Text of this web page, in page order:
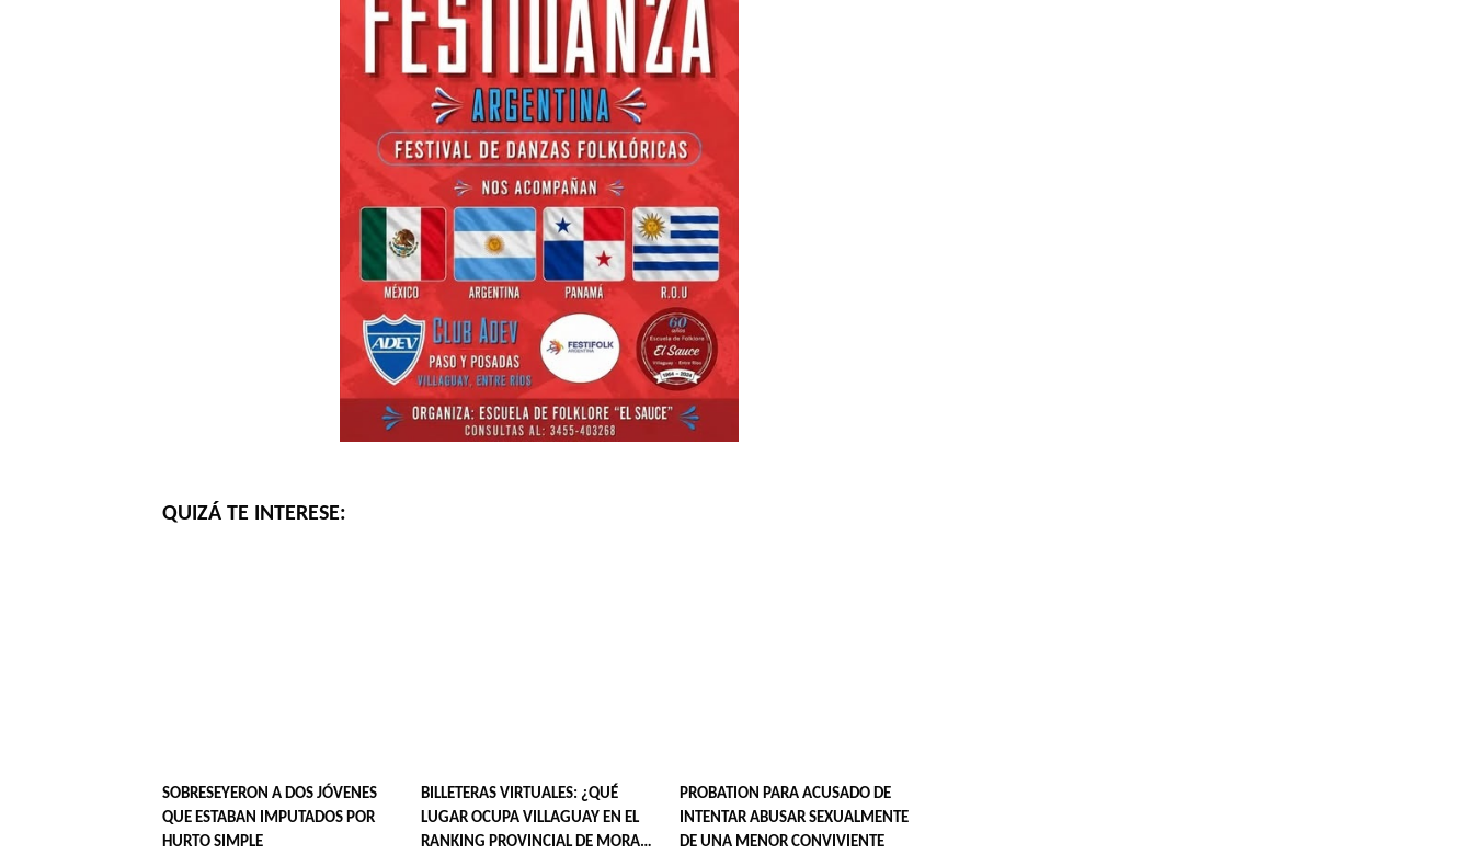
QUIZÁ TE INTERESE:
SOBRESEYERON A DOS JÓVENES
QUE ESTABAN IMPUTADOS POR
HURTO SIMPLE
BILLETERAS VIRTUALES: ¿QUÉ
LUGAR OCUPA VILLAGUAY EN EL
RANKING PROVINCIAL DE MORA
PROBATION PARA ACUSADO DE
INTENTAR ABUSAR SEXUALMENTE
DE UNA MENOR CONVIVIENTE